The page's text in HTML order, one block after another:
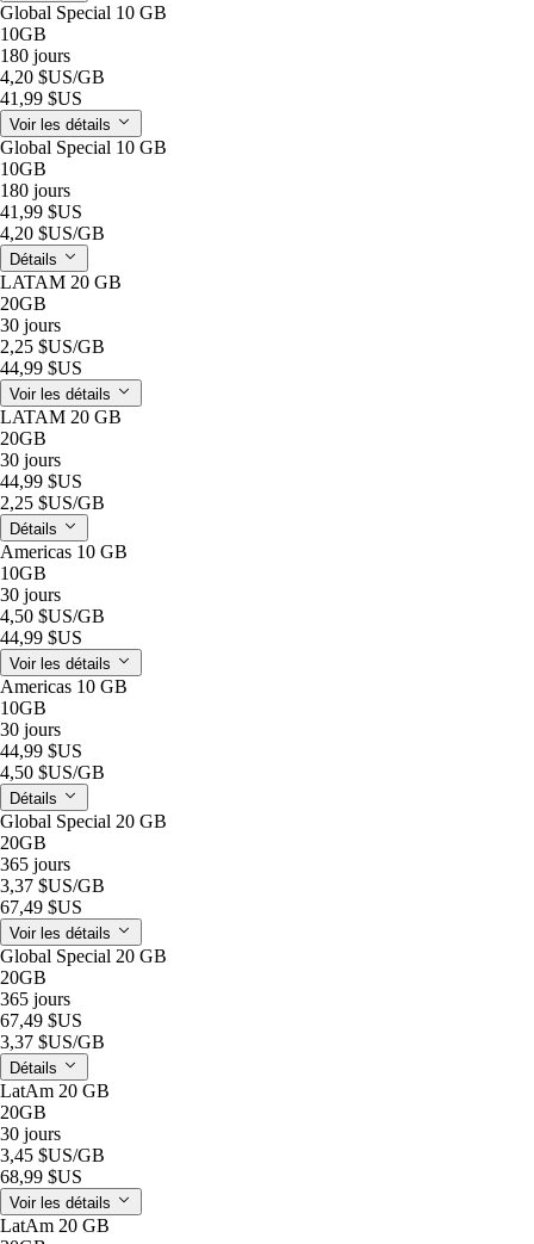
Global Special 10 GB
10GB
180 jours
4,20 $US/GB
41,99 $US
Voir les détails
Global Special 10 GB
10GB
180 jours
41,99 $US
4,20 $US/GB
Détails
LATAM 20 GB
20GB
30 jours
2,25 $US/GB
44,99 $US
Voir les détails
LATAM 20 GB
20GB
30 jours
44,99 $US
2,25 $US/GB
Détails
Americas 10 GB
10GB
30 jours
4,50 $US/GB
44,99 $US
Voir les détails
Americas 10 GB
10GB
30 jours
44,99 $US
4,50 $US/GB
Détails
Global Special 20 GB
20GB
365 jours
3,37 $US/GB
67,49 $US
Voir les détails
Global Special 20 GB
20GB
365 jours
67,49 $US
3,37 $US/GB
Détails
LatAm 20 GB
20GB
30 jours
3,45 $US/GB
68,99 $US
Voir les détails
LatAm 20 GB